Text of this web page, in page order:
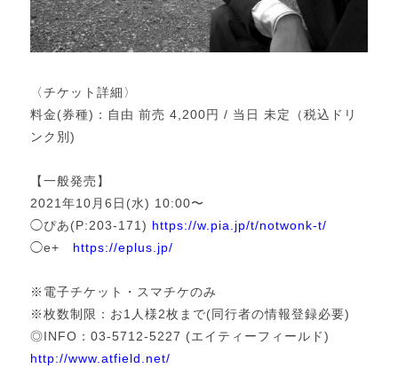
〈チケット詳細〉
料金(券種)：自由 前売 4,200円 / 当日 未定（税込ドリ
ンク別)
【一般発売】
2021年10月6日(水) 10:00〜
◯ぴあ(P:203-171) https://w.pia.jp/t/notwonk-t/
◯e+ https://eplus.jp/
※電子チケット・スマチケのみ
※枚数制限：お1人様2枚まで(同行者の情報登録必要)
◎INFO：03-5712-5227 (エイティーフィールド)
http://www.atfield.net/